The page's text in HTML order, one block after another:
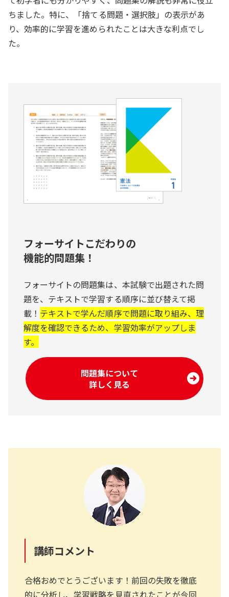
ちました。特に、「捨てる問題・選択肢」の表示があ
り、効率的に学習を進められたことは大きな利点でし
た。
フォーサイトこだわりの
機能的問題集！
フォーサイトの問題集は、本試験で出題された問
題を、テキストで学習する順序に並び替えて掲
載！ テキストで学んだ順序で問題に取り組み、理
解度を確認できるため、学習効率がアップしま
す。
問題集について
詳しく見る
講師コメント
合格おめでとうございます！前回の失敗を徹底
的に分析し、学習戦略を見直されたことが今回